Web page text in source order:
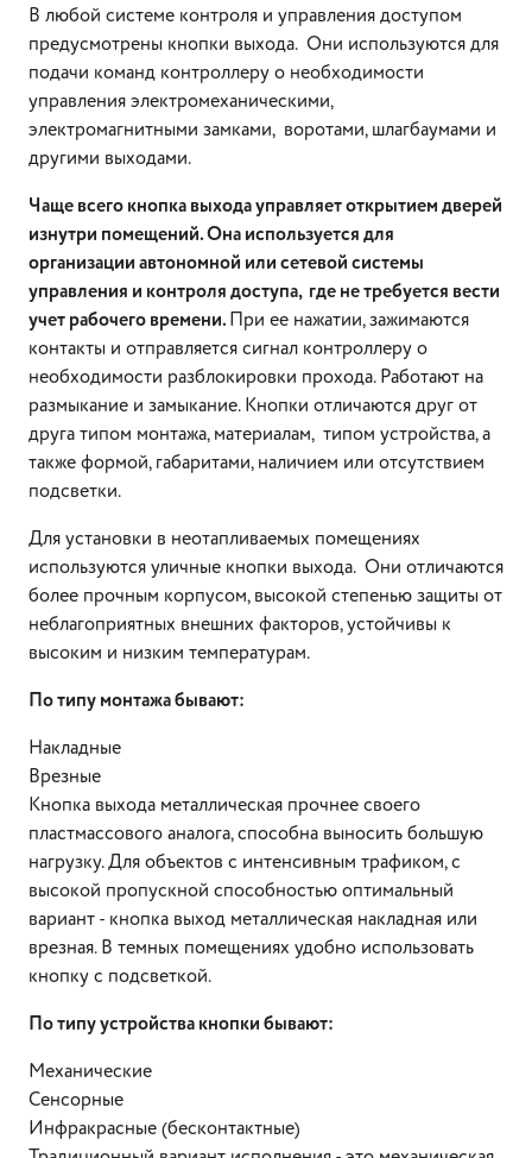
В любой системе контроля и управления доступом
предусмотрены кнопки выхода. Они используются для
подачи команд контроллеру о необходимости
управления электромеханическими,
электромагнитными замками, воротами, шлагбаумами и
другими выходами.
Чаще всего кнопка выхода управляет открытием дверей
изнутри помещений. Она используется для
организации автономной или сетевой системы
управления и контроля доступа, где не требуется вести
учет рабочего времени.При ее нажатии, зажимаются
контакты и отправляется сигнал контроллеру о
необходимости разблокировки прохода. Работают на
размыкание и замыкание. Кнопки отличаются друг от
друга типом монтажа, материалам, типом устройства, а
также формой, габаритами, наличием или отсутствием
подсветки.
Для установки в неотапливаемых помещениях
используются уличные кнопки выхода. Они отличаются
более прочным корпусом, высокой степенью защиты от
неблагоприятных внешних факторов, устойчивы к
высоким и низким температурам.
По типу монтажа бывают:
Накладные
Врезные
Кнопка выхода металлическая прочнее своего
пластмассового аналога, способна выносить большую
нагрузку. Для объектов с интенсивным трафиком, с
высокой пропускной способностью оптимальный
вариант - кнопка выход металлическая накладная или
врезная. В темных помещениях удобно использовать
кнопку с подсветкой.
По типу устройства кнопки бывают:
Механические
Сенсорные
Инфракрасные (бесконтактные)